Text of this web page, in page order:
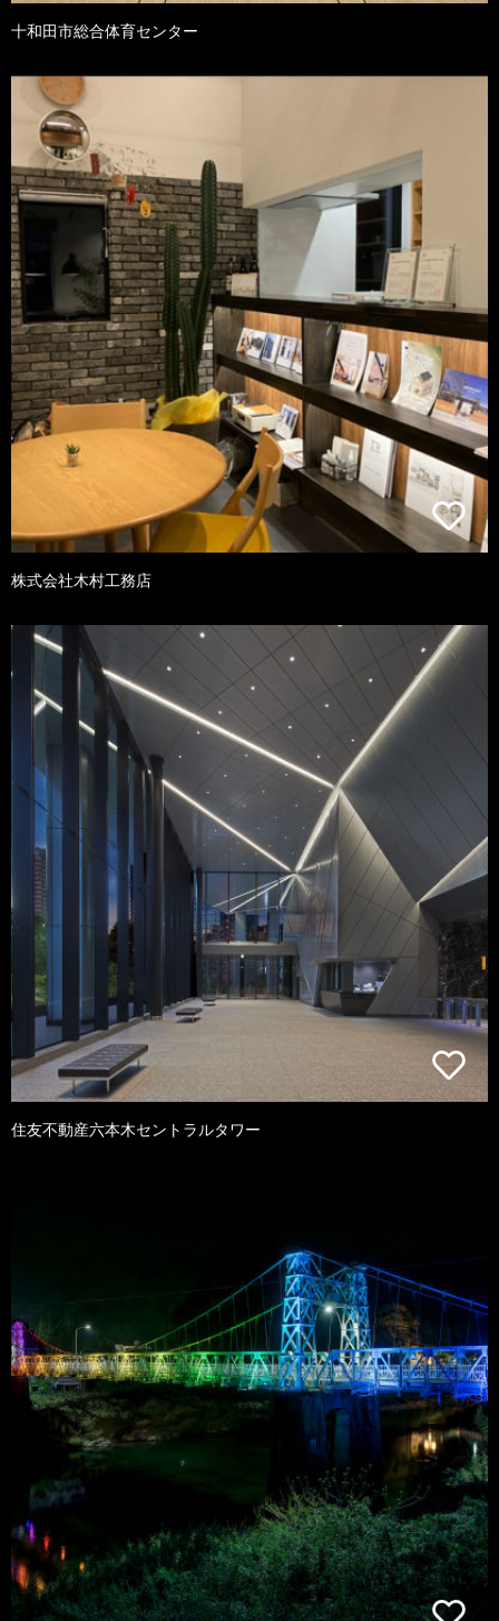
十和田市総合体育センター
株式会社木村工務店
住友不動産六本木セントラルタワー